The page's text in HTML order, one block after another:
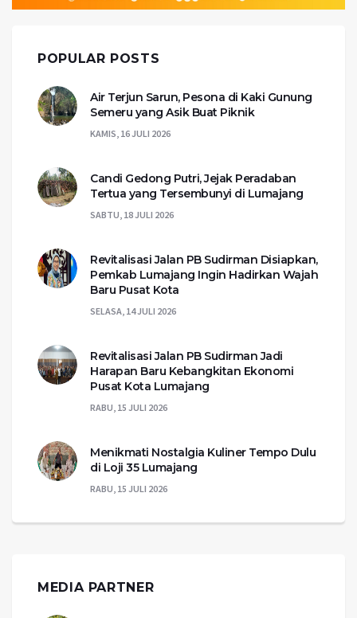
POPULAR POSTS
Air Terjun Sarun, Pesona di Kaki Gunung
Semeru yang Asik Buat Piknik
KAMIS, 16 JULI 2026
Candi Gedong Putri, Jejak Peradaban
Tertua yang Tersembunyi di Lumajang
SABTU, 18 JULI 2026
Revitalisasi Jalan PB Sudirman Disiapkan,
Pemkab Lumajang Ingin Hadirkan Wajah
Baru Pusat Kota
SELASA, 14 JULI 2026
Revitalisasi Jalan PB Sudirman Jadi
Harapan Baru Kebangkitan Ekonomi
Pusat Kota Lumajang
RABU, 15 JULI 2026
Menikmati Nostalgia Kuliner Tempo Dulu
di Loji 35 Lumajang
RABU, 15 JULI 2026
MEDIA PARTNER